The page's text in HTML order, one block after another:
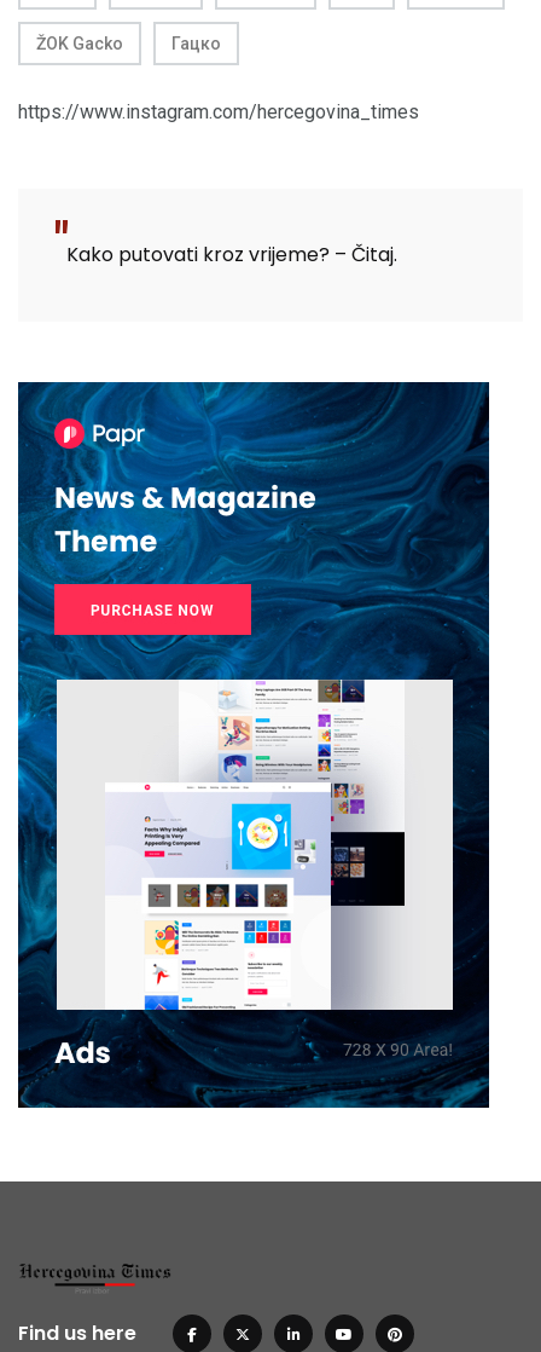
ŽOK Gacko Гацко
https://www.instagram.com/hercegovina_times
Kako putovati kroz vrijeme? – Čitaj.
Find us here